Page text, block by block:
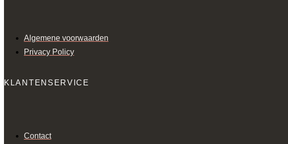
Algemene voorwaarden
Privacy Policy
KLANTENSERVICE
Contact